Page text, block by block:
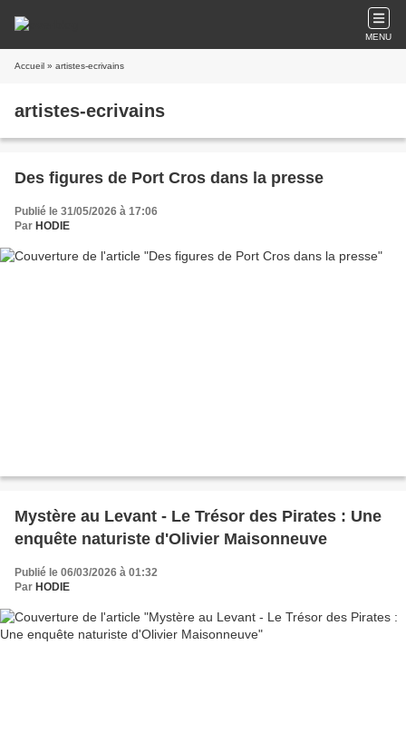
MENU
Accueil » artistes-ecrivains
artistes-ecrivains
Des figures de Port Cros dans la presse
Publié le 31/05/2026 à 17:06
Par HODIE
Mystère au Levant - Le Trésor des Pirates : Une
enquête naturiste d'Olivier Maisonneuve
Publié le 06/03/2026 à 01:32
Par HODIE